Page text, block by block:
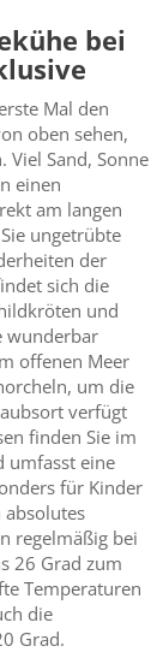
bei
Mal den
oben sehen,
Viel Sand, Sonne
einen
am langen
ungetrübte
der
sich die
und
wunderbar
offenen Meer
um die
verfügt
finden Sie im
umfasst eine
für Kinder
absolutes
regelmäßig bei
26 Grad zum
Temperaturen
die
Grad.